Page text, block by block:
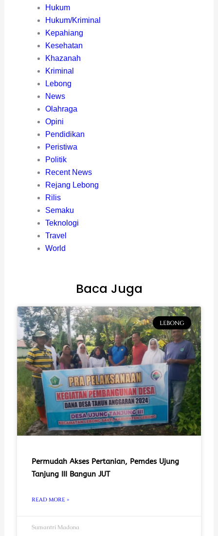
Hukum
Hukum/Kriminal
Kepahiang
Kesehatan
Khazanah
Kriminal
Lebong
News
Olahraga
Opini
Pendidikan
Peristiwa
Politik
Recent News
Rejang Lebong
Rilis
Semaku
Teknologi
Travel
World
Baca Juga
LEBONG
Permudah Akses Pertanian, Pemdes Ujung
Tanjung III Bangun JUT
READ MORE »
Sumantri Madona